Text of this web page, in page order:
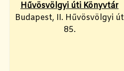
Hűvösvölgyi úti Könyvtár
Budapest, II. Hűvösvölgyi út
85.